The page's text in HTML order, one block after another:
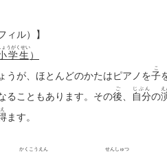
ィル）】
学生
ょうがくせい
）
うが、ほとんどのかたはピアノを子
こ
ることもあります。その後
ご
自分
じぶん
の
え
え
ます。
かくこうえん せんしゅつ